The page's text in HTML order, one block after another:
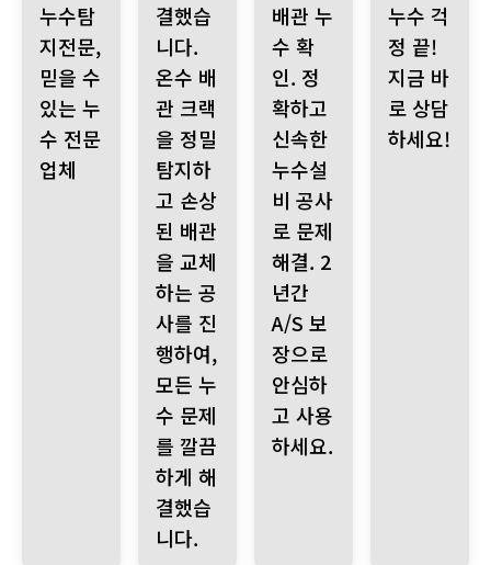
누수탐
지전문,
믿을 수
있는 누
수 전문
업체
결했습
니다.
온수 배
관 크랙
을 정밀
탐지하
고 손상
된 배관
을 교체
하는 공
사를 진
행하여,
모든 누
수 문제
를 깔끔
하게 해
결했습
니다.
배관 누
수 확
인. 정
확하고
신속한
누수설
비 공사
로 문제
해결. 2
년간
A/S 보
장으로
안심하
고 사용
하세요.
누수 걱
정 끝!
지금 바
로 상담
하세요!